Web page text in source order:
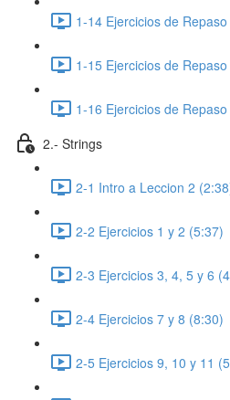
1-14 Ejercicios de
1-15 Ejercicios de
1-16 Ejercicios de
2.- Strings
2-1 Intro a Leccion 2
2-2 Ejercicios 1 y 2 (5:37)
2-3 Ejercicios 3, 4, 5 y 6
2-4 Ejercicios 7 y 8 (8:30)
2-5 Ejercicios 9, 10 y 11